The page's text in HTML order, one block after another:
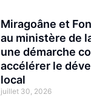
Miragoâne et
au ministère de
une démarche
accélérer le
local
juillet 30, 2026